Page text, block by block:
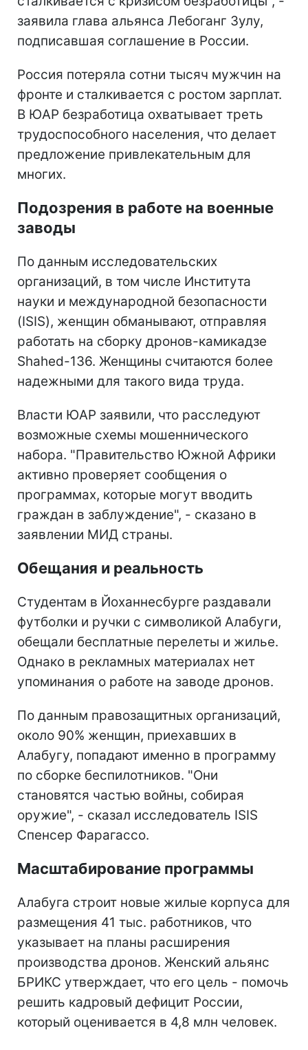
заявила глава альянса Лебоганг Зулу,
подписавшая соглашение в России.
Россия потеряла сотни тысяч мужчин на
фронте и сталкивается с ростом зарплат.
В ЮАР безработица охватывает треть
трудоспособного населения, что делает
предложение привлекательным для
многих.
Подозрения в работе на военные
заводы
По данным исследовательских
организаций, в том числе Института
науки и международной безопасности
(ISIS), женщин обманывают, отправляя
работать на сборку дронов-камикадзе
Shahed-136. Женщины считаются более
надежными для такого вида труда.
Власти ЮАР заявили, что расследуют
возможные схемы мошеннического
набора. "Правительство Южной Африки
активно проверяет сообщения о
программах, которые могут вводить
граждан в заблуждение", - сказано в
заявлении МИД страны.
Обещания и реальность
Студентам в Йоханнесбурге раздавали
футболки и ручки с символикой Алабуги,
обещали бесплатные перелеты и жилье.
Однако в рекламных материалах нет
упоминания о работе на заводе дронов.
По данным правозащитных организаций,
около 90% женщин, приехавших в
Алабугу, попадают именно в программу
по сборке беспилотников. "Они
становятся частью войны, собирая
оружие", - сказал исследователь ISIS
Спенсер Фарагассо.
Масштабирование программы
Алабуга строит новые жилые корпуса для
размещения 41 тыс. работников, что
указывает на планы расширения
производства дронов. Женский альянс
БРИКС утверждает, что его цель - помочь
решить кадровый дефицит России,
который оценивается в 4,8 млн человек.